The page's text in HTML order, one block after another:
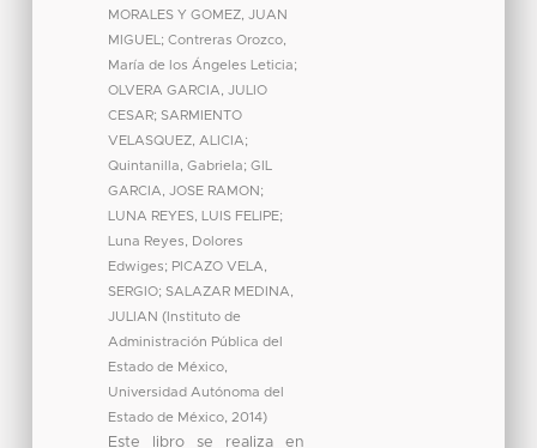
MORALES Y GOMEZ, JUAN
MIGUEL ; Contreras Orozco,
María de los Ángeles Leticia;
OLVERA GARCIA, JULIO
CESAR; SARMIENTO
VELASQUEZ, ALICIA;
Quintanilla, Gabriela; GIL
GARCIA, JOSE RAMON ;
LUNA REYES, LUIS FELIPE;
Luna Reyes, Dolores
Edwiges; PICAZO VELA,
SERGIO; SALAZAR MEDINA,
JULIAN (Instituto de
Administración Pública del
Estado de México,
Universidad Autónoma del
Estado de México, 2014)
Este libro se realiza en